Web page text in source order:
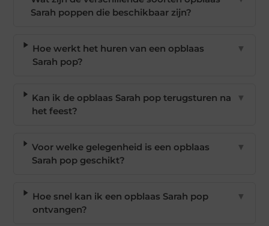
Sarah poppen die beschikbaar zijn?
Hoe werkt het huren van een opblaas
Sarah pop?
▼
Kan ik de opblaas Sarah pop terugsturen na
het feest?
▼
Voor welke gelegenheid is een opblaas
Sarah pop geschikt?
▼
Hoe snel kan ik een opblaas Sarah pop
ontvangen?
▼